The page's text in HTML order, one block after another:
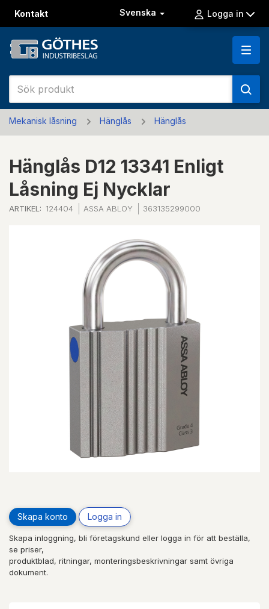
Kontakt Svenska Logga in
Mekanisk låsning Hänglås Hänglås
Hänglås D12 13341 Enligt
Låsning Ej Nycklar
ARTIKEL: 124404 ASSA ABLOY 363135299000
Skapa konto Logga in
Skapa inloggning, bli företagskund eller logga in för att beställa,
se priser,
produktblad, ritningar, monteringsbeskrivningar samt övriga
dokument.